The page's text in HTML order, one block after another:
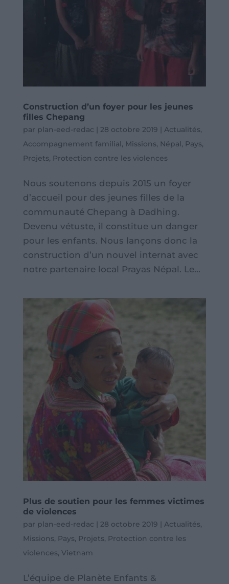
Construction d’un foyer pour les jeunes
filles Chepang
par plan-eed-redac | 28 octobre 2019 | Actualités,
Accompagnement familial, Missions, Népal, Pays,
Projets, Protection contre les violences
Nous soutenons depuis 2015 un foyer
d’accueil pour des jeunes filles de la
communauté Chepang à Dadhing.
Devenu vétuste, il constitue un danger
pour les enfants. Nous lançons donc la
construction d’un nouvel internat avec
notre partenaire local Prayas Népal. Le...
Plus de soutien pour les femmes victimes
de violences
par plan-eed-redac | 28 octobre 2019 | Actualités,
Missions, Pays, Projets, Protection contre les
violences, Vietnam
L’équipe de Planète Enfants &